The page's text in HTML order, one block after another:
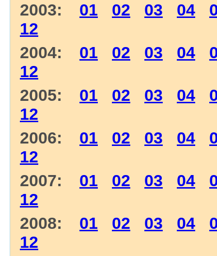
2003: 01 02 03 04
12
2004: 01 02 03 04
12
2005: 01 02 03 04
12
2006: 01 02 03 04
12
2007: 01 02 03 04
12
2008: 01 02 03 04
12